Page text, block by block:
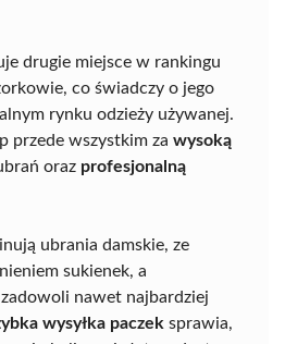
drugie miejsce w rankingu
co świadczy o jego
rynku odzieży używanej.
przede wszystkim za wysoką
oraz profesjonalną
ubrania damskie, ze
sukienek, a
nawet najbardziej
wysyłka paczek sprawia,